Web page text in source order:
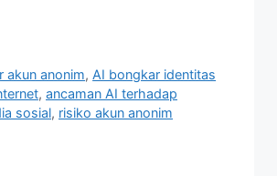
akun anonim, AI bongkar identitas
, ancaman AI terhadap
sosial, risiko akun anonim